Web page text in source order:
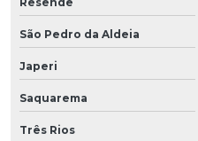
São Pedro da Aldeia
Japeri
Saquarema
Três Rios